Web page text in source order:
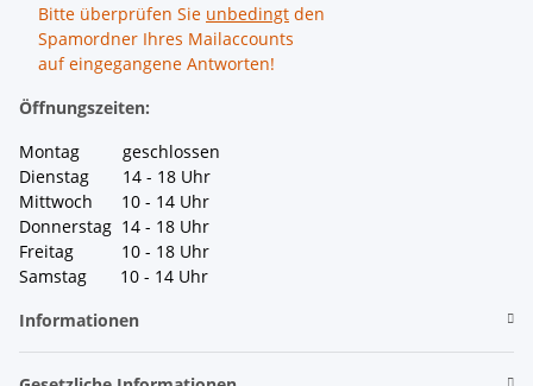
Bitte überprüfen Sie unbedingt den
Spamordner Ihres Mailaccounts
auf eingegangene Antworten!
Öffnungszeiten:
Montag geschlossen
Dienstag 14 - 18 Uhr
Mittwoch 10 - 14 Uhr
Donnerstag 14 - 18 Uhr
Freitag 10 - 18 Uhr
Samstag 10 - 14 Uhr
Informationen